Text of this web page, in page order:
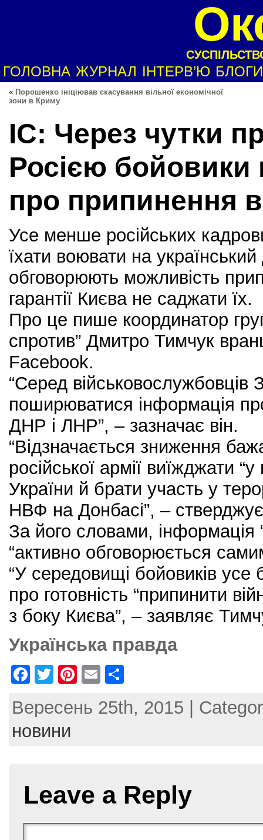
ГОЛОВНА ЖУРНАЛ ІНТЕРВ’Ю БЛОГИ
« Порошенко ініціював скасування вільної економічної
зони в Криму
ІС: Через чутки
Росією
про припинення
Усе менше російських
їхати воювати на
обговорюють можливість
гарантії Києва не саджати їх.
Про це пише координатор
спротив” Дмитро Тимчук
Facebook.
“Серед
поширюватися інформація
ДНР і ЛНР”, – зазначає він.
“Відзначається зниження
російської армії виїжджати
України й брати участь у
НВФ на Донбасі”, –
За його словами, інформація
“активно обговорюється
“У середовищі бойовиків усе
про готовність “припинити
з боку Києва”, – заявляє
Українська правда
F
c
e
o
k
T
itt
er
Pi
er
E
ai ar
Вересень 25th, 2015 |
новини
Leave a Reply